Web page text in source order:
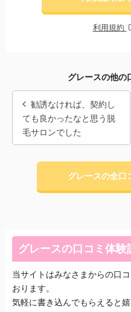
利用規約
グレースの他の
勧誘なければ、契約し
ても良かったなと思う脱
毛サロンでした
グレースの全口
グレースの口コミ体験
当サイトはみなさまからの口
おります。
気軽に書き込んでもらえると嬉